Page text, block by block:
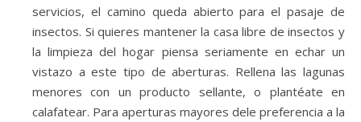
servicios, el camino queda abierto para el pasaje de
insectos. Si quieres mantener la casa libre de insectos y
la limpieza del hogar piensa seriamente en echar un
vistazo a este tipo de aberturas. Rellena las lagunas
menores con un producto sellante, o plantéate en
calafatear. Para aperturas mayores dele preferencia a la